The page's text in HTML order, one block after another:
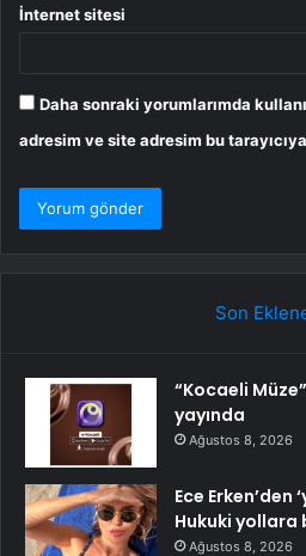
İnternet sitesi
Daha sonraki yorumlarımda
adresim ve site adresim bu
Son
“Kocaeli
yayında
Ağustos 8, 2026
Ece Erken’den
Hukuki yollara
Ağustos 8, 2026